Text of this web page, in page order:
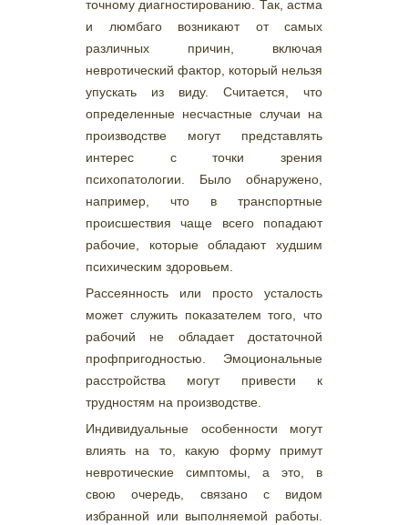
точному диагностированию. Так, астма
и люмбаго возникают от самых
различных причин, включая
невротический фактор, который нельзя
упускать из виду. Считается, что
определенные несчастные случаи на
производстве могут представлять
интерес с точки зрения
психопатологии. Было обнаружено,
например, что в транспортные
происшествия чаще всего попадают
рабочие, которые обладают худшим
психическим здоровьем.
Рассеянность или просто усталость
может служить показателем того, что
рабочий не обладает достаточной
профпригодностью. Эмоциональные
расстройства могут привести к
трудностям на производстве.
Индивидуальные особенности могут
влиять на то, какую форму примут
невротические симптомы, а это, в
свою очередь, связано с видом
избранной или выполняемой работы.